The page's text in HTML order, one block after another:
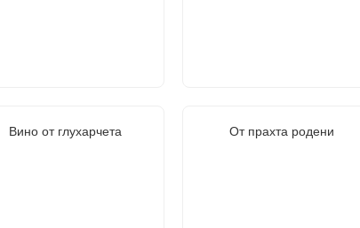
Вино от глухарчета От прахта родени